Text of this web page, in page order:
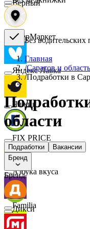
Верный
СберМаркет
Яндекс Лавка
Чижик
FIX PRICE
Азбука вкуса
Familia
Без водительских
Главная
/Саратов и область
/Подработки в
области
Подработки
Вакансии
Бренд
Бренд
Дикси